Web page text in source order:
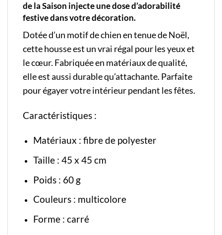
de la Saison injecte une dose d’adorabilité
festive dans votre décoration.
Dotée d’un motif de chien en tenue de Noël,
cette housse est un vrai régal pour les yeux et
le cœur. Fabriquée en matériaux de qualité,
elle est aussi durable qu’attachante. Parfaite
pour égayer votre intérieur pendant les fêtes.
Caractéristiques :
Matériaux : fibre de polyester
Taille : 45 x 45 cm
Poids : 60 g
Couleurs : multicolore
Forme : carré